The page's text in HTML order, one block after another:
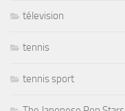
télevision
tennis
tennis sport